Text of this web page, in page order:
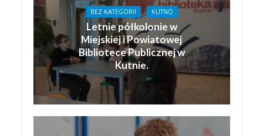
BEZ KATEGORII KUTNO
Letnie półkolonie w
Miejskiej i Powiatowej
Bibliotece Publicznej w
Kutnie.